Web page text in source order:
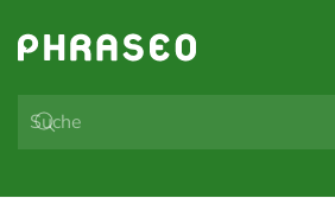
Zum Hauptinhalt springen